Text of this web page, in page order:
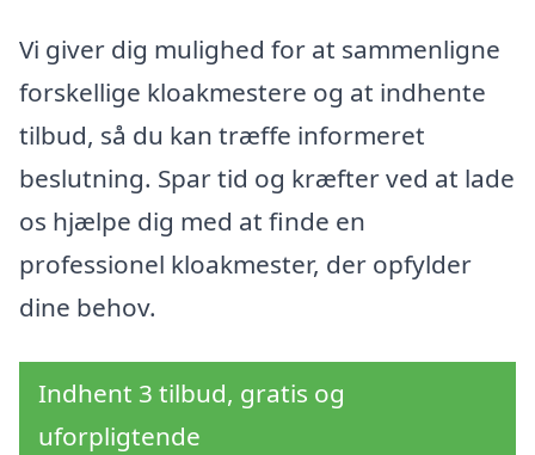
Vi giver dig mulighed for at sammenligne
forskellige kloakmestere og at indhente
tilbud, så du kan træffe informeret
beslutning. Spar tid og kræfter ved at lade
os hjælpe dig med at finde en
professionel kloakmester, der opfylder
dine behov.
Indhent 3 tilbud, gratis og
uforpligtende